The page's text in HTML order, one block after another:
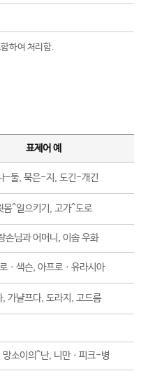
하여 처리함.
표제어 예
-둘, 묵은-지, 도긴-개긴
몸^일으키기, 고가^도로
손님과 어머니, 이솝 우화
ㆍ색슨, 아프로ㆍ유라시아
, 가냘프다, 도라지, 고드름
망소이의^난, 니만ㆍ피크-병